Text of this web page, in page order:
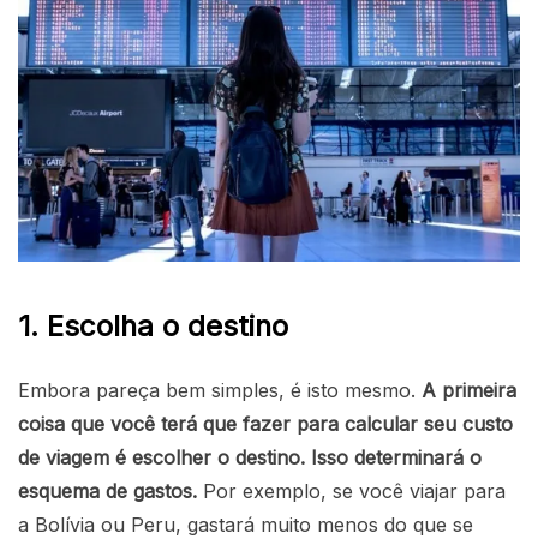
1. Escolha o destino
Embora pareça bem simples, é isto mesmo. A primeira
coisa que você terá que fazer para calcular seu custo
de viagem é escolher o destino. Isso determinará o
esquema de gastos. Por exemplo, se você viajar para
a Bolívia ou Peru, gastará muito menos do que se